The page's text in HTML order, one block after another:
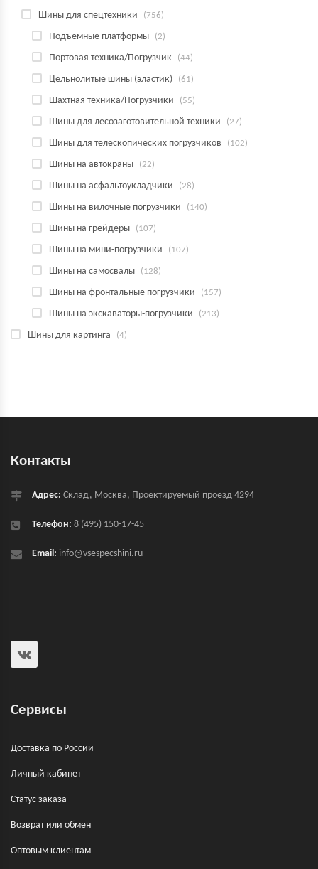
Шины для спецтехники (756)
Подъёмные платформы (2)
Портовая техника/Погрузчик (44)
Цельнолитые шины (эластик) (61)
Шахтная техника/Погрузчики (55)
Шины для лесозаготовительной техники (27)
Шины для телескопических погрузчиков (102)
Шины на автокраны (22)
Шины на асфальтоукладчики (28)
Шины на вилочные погрузчики (140)
Шины на грейдеры (107)
Шины на мини-погрузчики (107)
Шины на самосвалы (128)
Шины на фронтальные погрузчики (157)
Шины на экскаваторы-погрузчики (213)
Шины для картинга (4)
Контакты
Адрес: Склад, Москва, Проектируемый проезд 4294
Телефон: 8 (495) 150-17-45
Email: info@vsespecshini.ru
Сервисы
Доставка по России
Личный кабинет
Статус заказа
Возврат или обмен
Оптовым клиентам